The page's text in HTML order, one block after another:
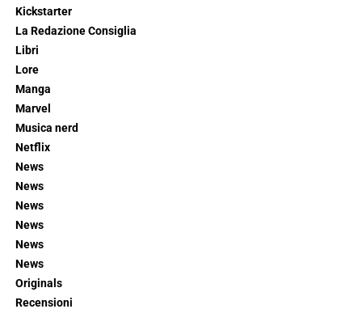
Kickstarter
La Redazione Consiglia
Libri
Lore
Manga
Marvel
Musica nerd
Netflix
News
News
News
News
News
News
Originals
Recensioni